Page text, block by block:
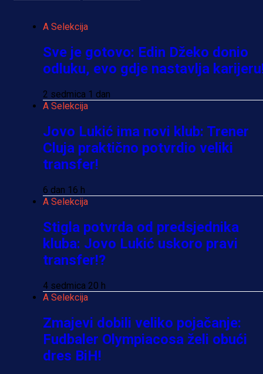
A Selekcija
Sve je gotovo: Edin Džeko donio
odluku, evo gdje nastavlja
2 sedmica 1 dan
A Selekcija
Jovo Lukić ima novi klub: Trener
Cluja praktično potvrdio veliki
transfer!
6 dan 16 h
A Selekcija
Stigla potvrda od predsjednika
kluba: Jovo Lukić uskoro pravi
transfer!?
4 sedmica 20 h
A Selekcija
Zmajevi dobili veliko pojačanje:
Fudbaler Olympiacosa želi obući
dres BiH!